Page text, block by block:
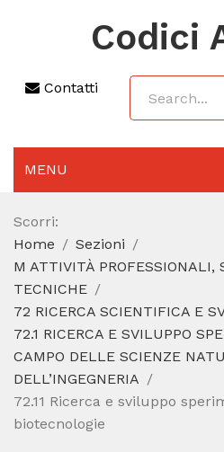
Codici
Contatti
MENU
AGGIORNAMENTO 2025
SEZIONI
CODICE ATECO A COSA SERVE
CODICE FISCALE
Scorri:
Home
Sezioni
M ATTIVITÀ PROFESSIONALI,
TECNICHE
72 RICERCA SCIENTIFICA E
72.1 RICERCA E SVILUPPO
CAMPO DELLE SCIENZE
DELL’INGEGNERIA
72.11 Ricerca e sviluppo
biotecnologie